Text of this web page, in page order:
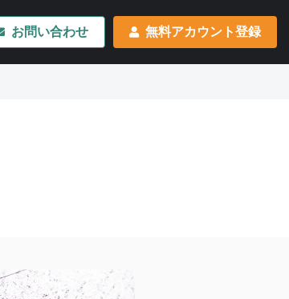
お問い合わせ 無料アカウント登録